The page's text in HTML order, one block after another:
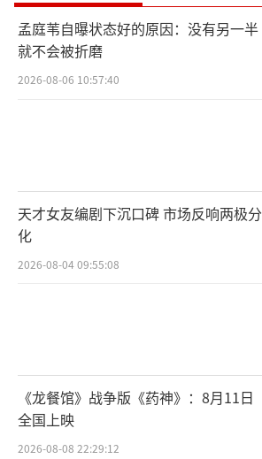
孟庭苇自曝状态好的原因：没有另一半
就不会被折磨
2026-08-06 10:57:40
天才女友编剧下沉口碑 市场反响两极分
化
2026-08-04 09:55:08
《龙餐馆》战争版《药神》：8月11日
全国上映
2026-08-08 22:29:12